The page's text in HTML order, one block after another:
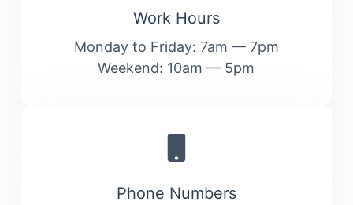
Work Hours
Monday to Friday: 7am — 7pm
Weekend: 10am — 5pm
Phone Numbers